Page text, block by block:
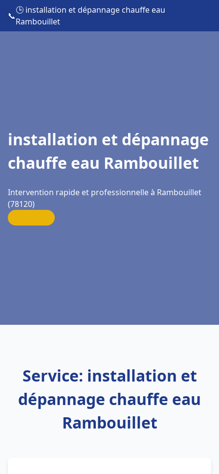
📞
🕒 installation et dépannage chauffe eau
Rambouillet
installation et dépannage
chauffe eau Rambouillet
Intervention rapide et professionnelle à Rambouillet
(78120)
Service: installation et
dépannage chauffe eau
Rambouillet